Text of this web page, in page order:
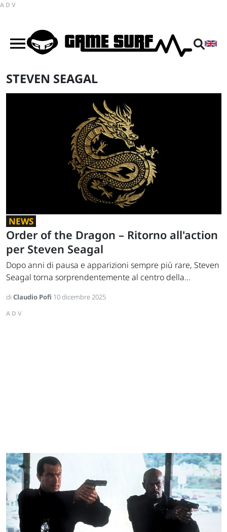
ADV
STEVEN SEAGAL
NEWS
Order of the Dragon – Ritorno all'action
per Steven Seagal
Dopo anni di pausa e apparizioni sempre più rare, Steven
Seagal torna sorprendentemente al centro della...
di Claudio Pofi 10 dicembre 2025
ADV